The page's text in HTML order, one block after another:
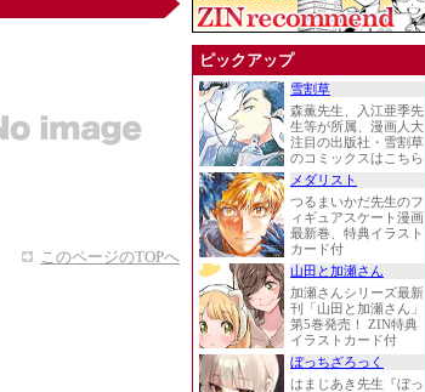
このページのTOPへ
ピックアップ
雪割草
森薫先生、入江亜季先
生等が所属、漫画人大
注目の出版社・雪割草
のコミックスはこちら
メダリスト
つるまいかだ先生のフ
ィギュアスケート漫画
最新巻、特典イラスト
カード付
山田と加瀬さん
加瀬さんシリーズ最新
刊「山田と加瀬さん」
第5巻発売！ ZIN特典
イラストカード付
ぼっちざろっく
はまじあき先生『ぼっ